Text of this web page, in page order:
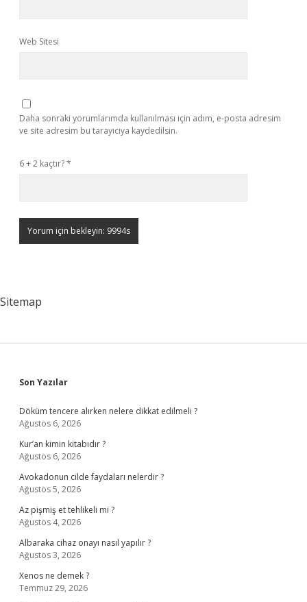
Web Sitesi
Daha sonraki yorumlarımda kullanılması için adım, e-posta adresim
ve site adresim bu tarayıcıya kaydedilsin.
6 + 2 kaçtır?*
Sitemap
Sidebar
Son Yazılar
Döküm tencere alırken nelere dikkat edilmeli ?
Ağustos 6, 2026
Kur’an kimin kitabıdır ?
Ağustos 6, 2026
Avokadonun cilde faydaları nelerdir ?
Ağustos 5, 2026
Az pişmiş et tehlikeli mi ?
Ağustos 4, 2026
Albaraka cihaz onayı nasıl yapılır ?
Ağustos 3, 2026
Xenos ne demek ?
Temmuz 29, 2026